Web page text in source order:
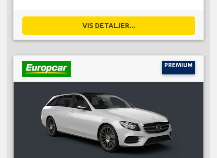
VIS DETALJER...
PREMIUM